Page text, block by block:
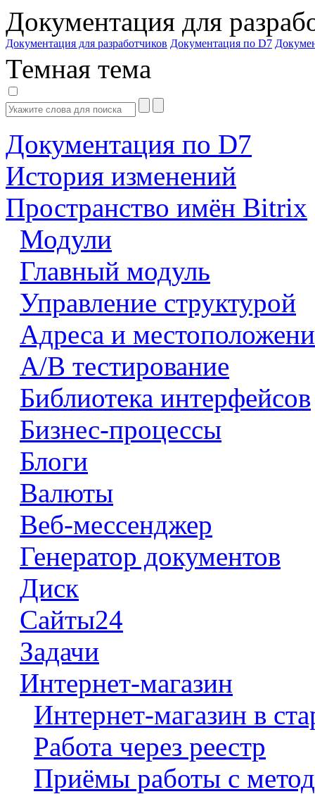
Документация для
Документация для разработчиков Документация по D7
Темная тема
Документация по D7
История изменений
Пространство имён Bitrix
Модули
Главный модуль
Управление структурой
Адреса и
А/В тестирование
Библиотека интерфейсов
Бизнес-процессы
Блоги
Валюты
Веб-мессенджер
Генератор документов
Диск
Сайты24
Задачи
Интернет-магазин
Интернет-магазин в
Работа через реестр
Приёмы работы с